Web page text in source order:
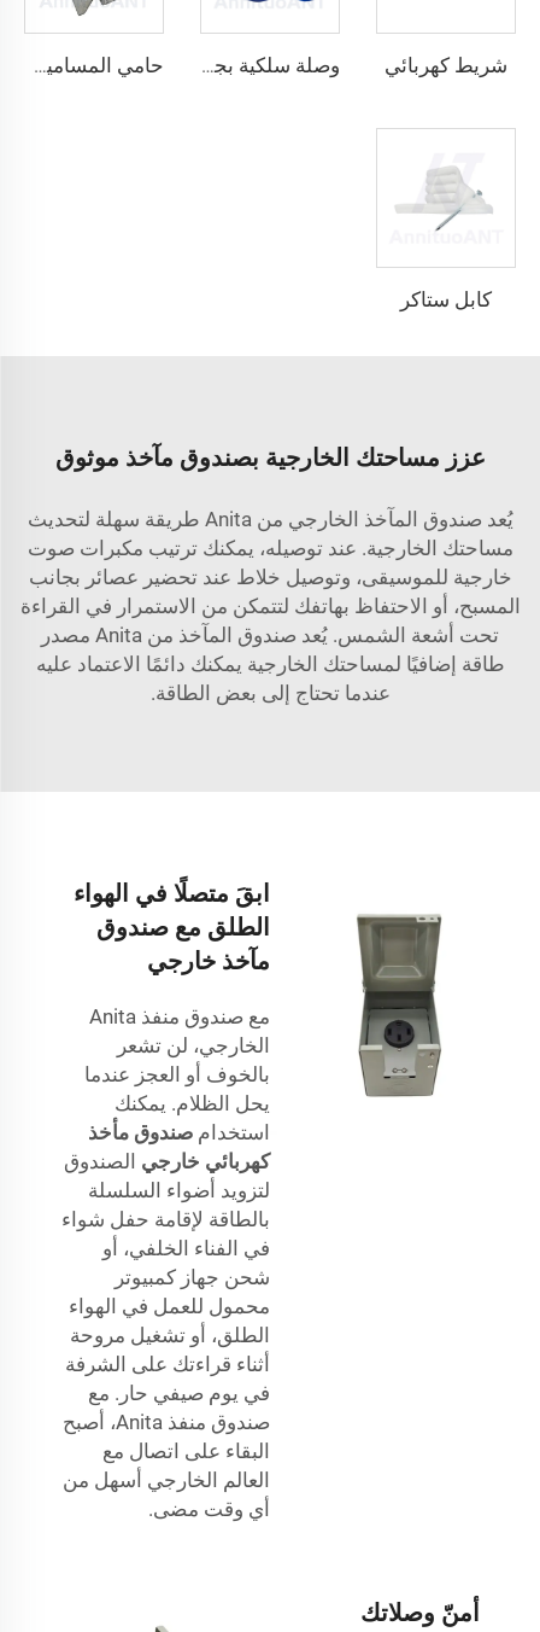
شريط كهربائي وصلة سلكية بجناحين قابلة للالتفاف حامي المسامير المسمار
كابل ستاكر
عزز مساحتك الخارجية بصندوق مآخذ موثوق
يُعد صندوق المآخذ الخارجي من Anita طريقة سهلة لتحديث
مساحتك الخارجية. عند توصيله، يمكنك ترتيب مكبرات صوت
خارجية للموسيقى، وتوصيل خلاط عند تحضير عصائر بجانب
المسبح، أو الاحتفاظ بهاتفك لتتمكن من الاستمرار في القراءة
تحت أشعة الشمس. يُعد صندوق المآخذ من Anita مصدر
طاقة إضافيًا لمساحتك الخارجية يمكنك دائمًا الاعتماد عليه
عندما تحتاج إلى بعض الطاقة.
ابقَ متصلًا في الهواء
الطلق مع صندوق
مآخذ خارجي
مع صندوق منفذ Anita
الخارجي، لن تشعر
بالخوف أو العجز عندما
يحل الظلام. يمكنك
استخدام صندوق مأخذ
كهربائي خارجي الصندوق
لتزويد أضواء السلسلة
بالطاقة لإقامة حفل شواء
في الفناء الخلفي، أو
شحن جهاز كمبيوتر
محمول للعمل في الهواء
الطلق، أو تشغيل مروحة
أثناء قراءتك على الشرفة
في يوم صيفي حار. مع
صندوق منفذ Anita، أصبح
البقاء على اتصال مع
العالم الخارجي أسهل من
أي وقت مضى.
أمنّ وصلاتك